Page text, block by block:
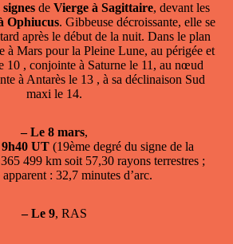
signesde Vierge à Sagittaire, devant les
Ophiucus. Gibbeuse décroissante, elle se
après le début de la nuit. Dans le plan
à Mars pour la Pleine Lune, au périgée et
10 , conjointe à Saturne le 11, au nœud
à Antarès le 13 , à sa déclinaison Sud
maxi le 14.
– Le 8 mars,
UT (19ème degré du signe de la
499 km soit 57,30 rayons terrestres ;
: 32,7 minutes d’arc.
– Le 9, RAS